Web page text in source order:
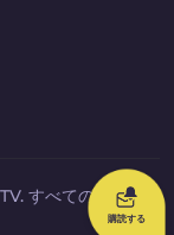
すべての
購読する